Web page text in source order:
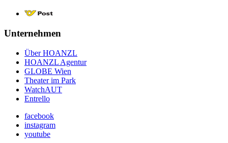
Unternehmen
Über HOANZL
HOANZL Agentur
GLOBE Wien
Theater im Park
WatchAUT
Entrello
facebook
instagram
youtube